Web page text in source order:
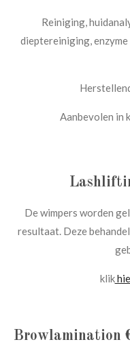
Reiniging,
dieptereiniging,
Aanbevolen in
De wimpers worden
resultaat. Deze
klik
Browlamination